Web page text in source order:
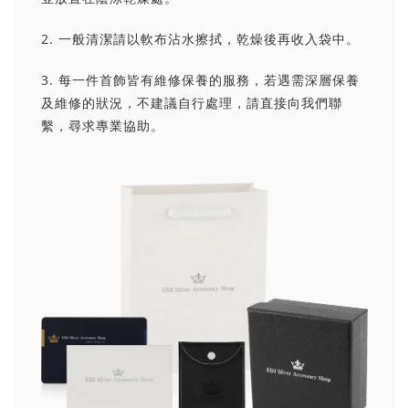
2. 一般清潔請以軟布沾水擦拭，乾燥後再收入袋中。
3. 每一件首飾皆有維修保養的服務，若遇需深層保養
及維修的狀況，不建議自行處理，請直接向我們聯
繫，尋求專業協助。